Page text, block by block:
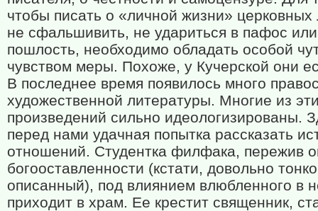
чтобы писать о «личной жизни»
не сфальшивить, не удариться в пафос или
пошлость, необходимо обладать особой
чувством меры. Похоже, у Кучерской они
В последнее время появилось много
художественной литературы. Многие из
произведений сильно идеологизированы.
перед нами удачная попытка рассказать
отношений. Студентка филфака, пережив
богооставленности (кстати, довольно тонко
описанный), под влиянием влюбленного в
приходит в храм. Ее крестит священник,